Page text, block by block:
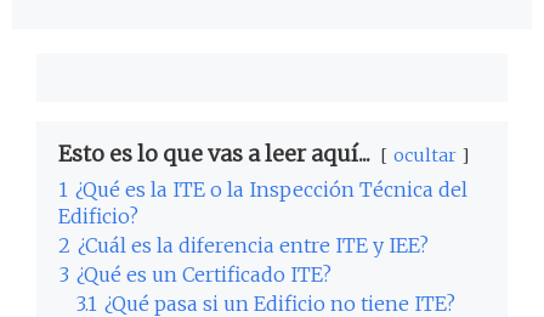
Esto es lo que vas a leer aquí... ocultar
1 ¿Qué es la ITE o la Inspección Técnica del
Edificio?
2 ¿Cuál es la diferencia entre ITE y IEE?
3 ¿Qué es un Certificado ITE?
3.1 ¿Qué pasa si un Edificio no tiene ITE?